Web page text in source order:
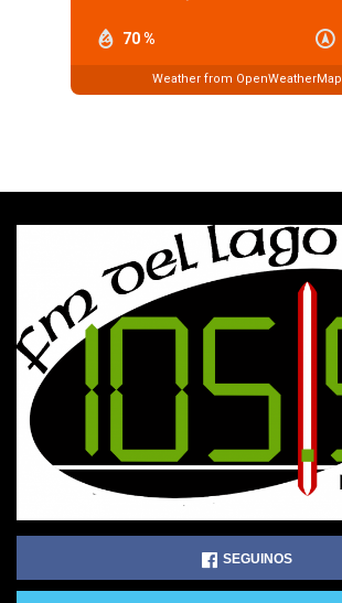
70 %
Weather from OpenWeatherMap
SEGUINOS